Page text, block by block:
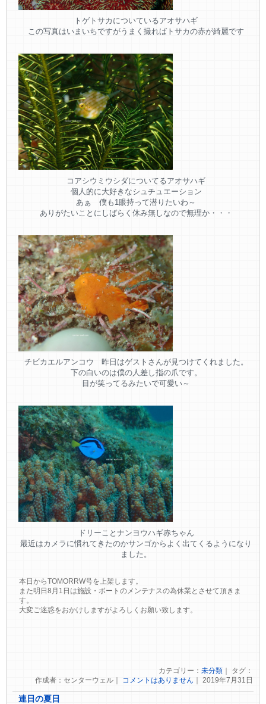
トゲトサカについているアオサハギ
この写真はいまいちですがうまく撮ればトサカの赤が綺麗です
コアシウミウシダについてるアオサハギ
個人的に大好きなシュチュエーション
あぁ 僕も1眼持って潜りたいわ～
ありがたいことにしばらく休み無しなので無理か・・・
チビカエルアンコウ 昨日はゲストさんが見つけてくれました。
下の白いのは僕の人差し指の爪です。
目が笑ってるみたいで可愛い～
ドリーことナンヨウハギ赤ちゃん
最近はカメラに慣れてきたのかサンゴからよく出てくるようになり
ました。
本日からTOMORRW号を上架します。
また明日8月1日は施設・ボートのメンテナスの為休業とさせて頂きま
す。
大変ご迷惑をおかけしますがよろしくお願い致します。
カテゴリー： 未分類｜ タグ：
作成者：センターウェル｜ コメントはありません ｜ 2019年7月31日
連日の夏日